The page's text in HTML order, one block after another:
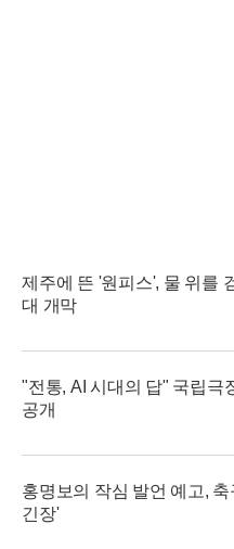
제주에 뜬 '원피스', 물 위를
대 개막
"전통, AI 시대의 답" 국립극
공개
홍명보의 작심 발언 예고,
긴장'